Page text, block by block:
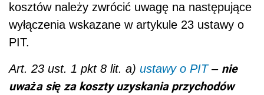
kosztów należy zwrócić uwagę na następujące
wyłączenia wskazane w artykule 23 ustawy o
PIT.
Art. 23 ust. 1 pkt 8 lit. a) ustawy o PIT– nie
uważa się za koszty uzyskania przychodów